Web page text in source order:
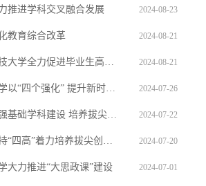
推进学科交叉融合发展 2024-08-23
教育综合改革 2024-08-21
[他山之石] 西北农林科技大学全力促进毕业生高质量充分就业 2024-08-21
[他山之石] 西安交通大学以“四个强化” 提升新时代人才培养质量 2024-07-26
[他山之石] 北京大学加强基础学科建设 培养拔尖创新人才 2024-07-22
[他山之石] 清华大学坚持“四高”着力培养拔尖创新人才 2024-07-20
大力推进“大思政课”建设 2024-07-01